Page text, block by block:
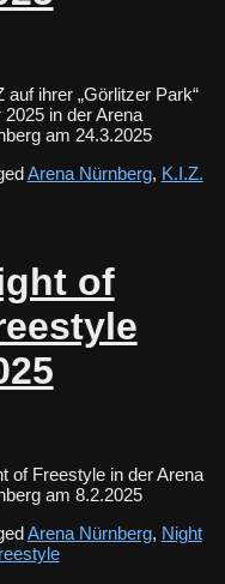
auf ihrer „Görlitzer Park“
2025 in der Arena
am 24.3.2025
Arena Nürnberg, K.I.Z.
of
of Freestyle in der Arena
am 8.2.2025
Arena Nürnberg, Night